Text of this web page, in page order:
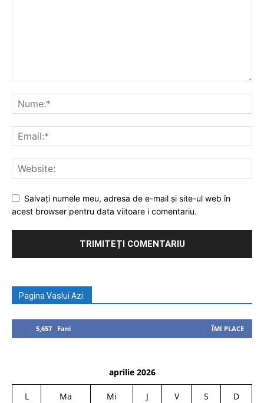
Salvați numele meu, adresa de e-mail și site-ul web în
acest browser pentru data viitoare i comentariu.
Pagina Vaslui Azi:
5,657 Fani ÎMI PLACE
aprilie 2026
L Ma Mi J V S D